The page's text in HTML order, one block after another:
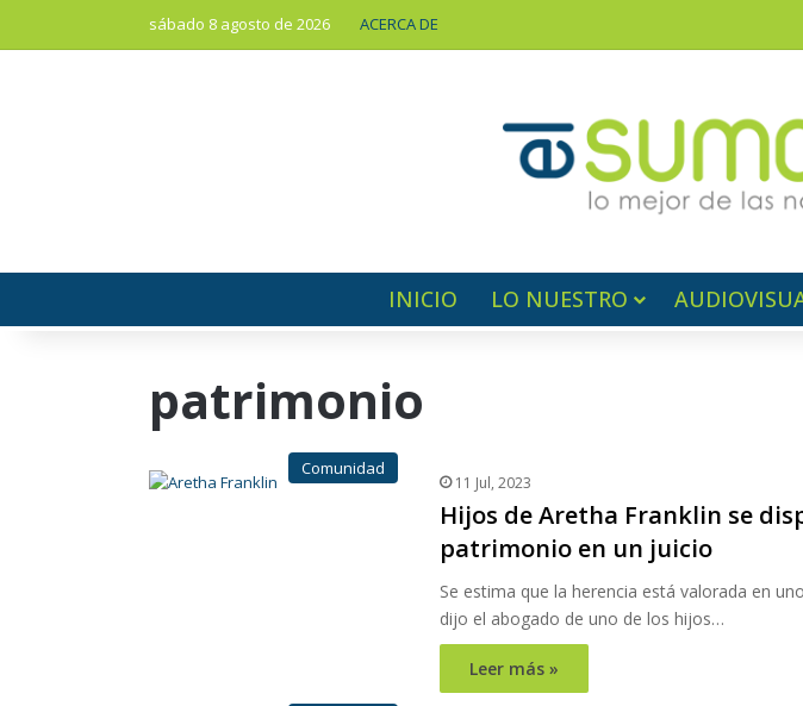
sábado 8 agosto de 2026 ACERCA DE
INICIO LO NUESTRO
patrimonio
Comunidad
11 Jul, 2023
Hijos de Aretha Franklin se
patrimonio en un juicio
Se estima que la herencia está valorada en
dijo el abogado de uno de los hijos…
Leer más »